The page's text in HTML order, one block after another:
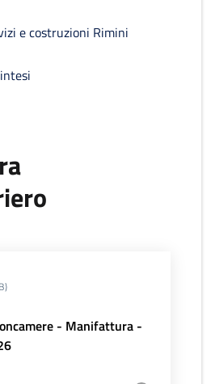
e costruzioni Rimini
- Manifattura -